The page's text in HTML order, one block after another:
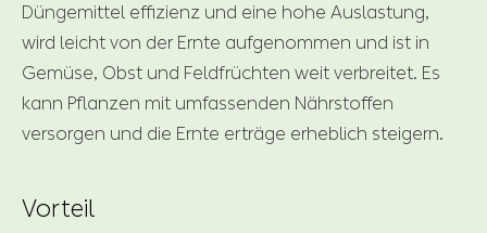
Düngemittel effizienz und eine hohe Auslastung,
wird leicht von der Ernte aufgenommen und ist in
Gemüse, Obst und Feldfrüchten weit verbreitet. Es
kann Pflanzen mit umfassenden Nährstoffen
versorgen und die Ernte erträge erheblich steigern.
Vorteil